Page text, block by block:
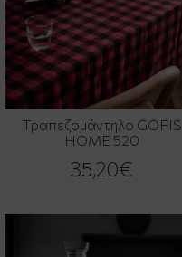
Τραπεζομάντηλο GOFIS
HOME 520
35,20€